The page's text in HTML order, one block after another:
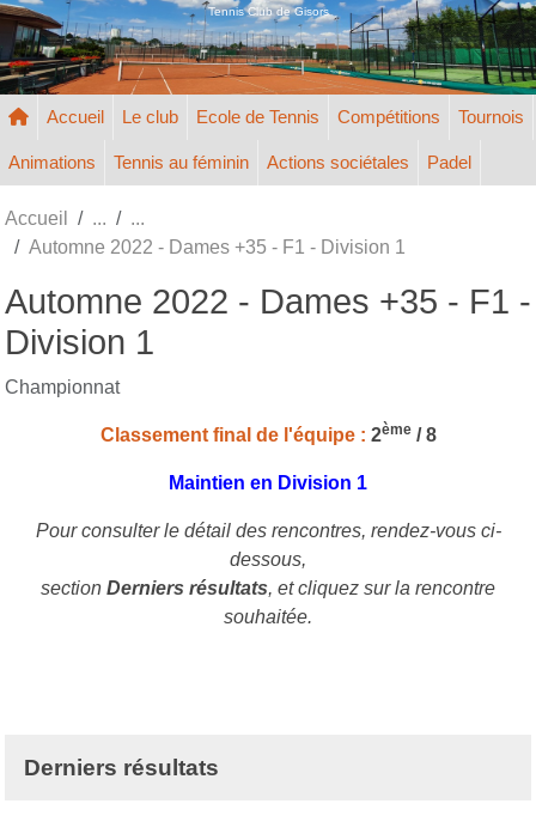
Tennis Club de Gisors
Accueil Le club Ecole de Tennis Compétitions Tournois
Animations Tennis au féminin Actions sociétales Padel
Accueil
Automne 2022 - Dames +35 - F1 - Division 1
Automne 2022 - Dames +35 - F1 -
Division 1
Championnat
Classement final de l'équipe : 2ème/ 8
Maintien en Division 1
Pour consulter le détail des rencontres, rendez-vous ci-
dessous,
section Derniers résultats, et cliquez sur la rencontre
souhaitée.
Derniers résultats
Panneau de gestion des cookies